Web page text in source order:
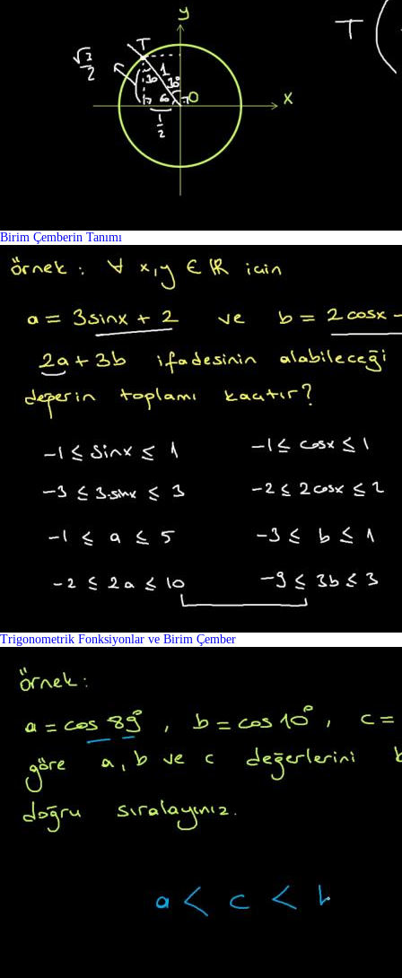
Birim Çemberin Tanımı
Trigonometrik Fonksiyonlar ve Birim Çember